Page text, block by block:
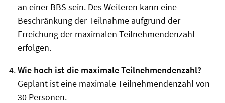
an einer BBS sein. Des Weiteren kann eine
Beschränkung der Teilnahme aufgrund der
Erreichung der maximalen Teilnehmendenzahl
erfolgen.
Wie hoch ist die maximale Teilnehmendenzahl?
Geplant ist eine maximale Teilnehmendenzahl von
30 Personen.